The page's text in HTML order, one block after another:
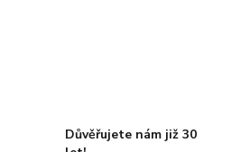
Důvěřujete nám již 30